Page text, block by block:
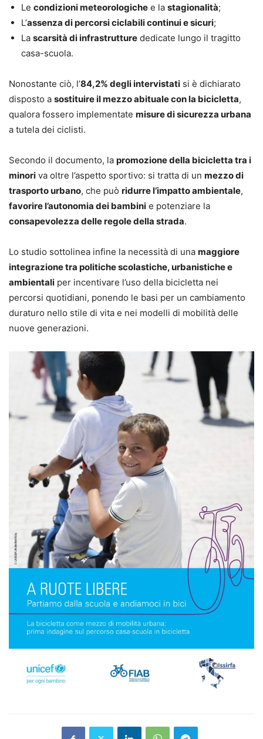
Le condizioni meteorologiche e la stagionalità;
L’assenza di percorsi ciclabili continui e sicuri;
La scarsità di infrastrutture dedicate lungo il tragitto
casa-scuola.
Nonostante ciò, l’84,2% degli intervistati si è dichiarato
disposto a sostituire il mezzo abituale con la bicicletta,
qualora fossero implementate misure di sicurezza urbana
a tutela dei ciclisti.
Secondo il documento, la promozione della bicicletta tra i
minori va oltre l’aspetto sportivo: si tratta di un mezzo di
trasporto urbano, che può ridurre l’impatto ambientale,
favorire l’autonomia dei bambini e potenziare la
consapevolezza delle regole della strada.
Lo studio sottolinea infine la necessità di una maggiore
integrazione tra politiche scolastiche, urbanistiche e
ambientali per incentivare l’uso della bicicletta nei
percorsi quotidiani, ponendo le basi per un cambiamento
duraturo nello stile di vita e nei modelli di mobilità delle
nuove generazioni.